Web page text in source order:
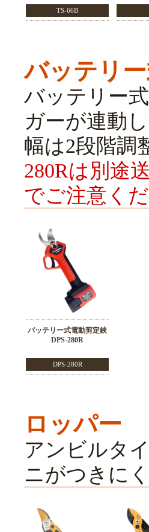
TS-66B
バッテリ
バッテリー
ガーが連動
幅は2段階調
280Rは別途
でご注意くだ
バッテリー式電動剪定鋏
DPS-280R
DPS-280R
ロッパー
アンビルタ
ニがつきにく